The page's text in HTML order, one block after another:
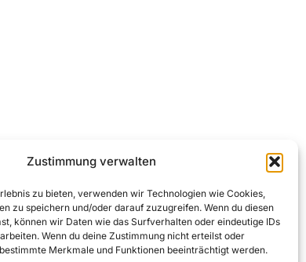
Zustimmung verwalten
zu bieten, verwenden wir Technologien wie Cookies,
zu speichern und/oder darauf zuzugreifen. Wenn du diesen
können wir Daten wie das Surfverhalten oder eindeutige IDs
Wenn du deine Zustimmung nicht erteilst oder
Merkmale und Funktionen beeinträchtigt werden.